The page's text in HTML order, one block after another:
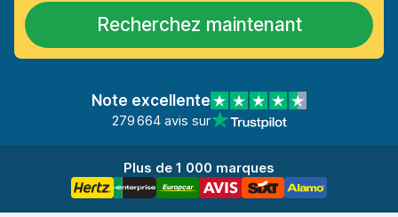
Recherchez maintenant
Note excellente
279 664 avis sur
Plus de 1 000 marques